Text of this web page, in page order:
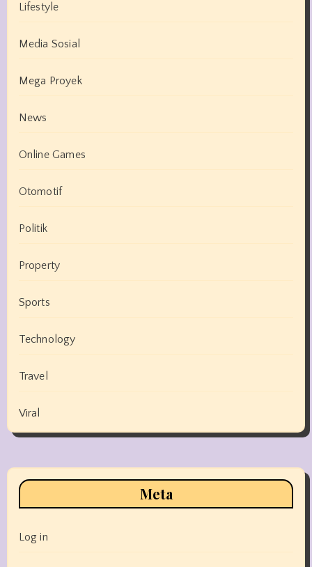
Lifestyle
Media Sosial
Mega Proyek
News
Online Games
Otomotif
Politik
Property
Sports
Technology
Travel
Viral
Meta
Log in